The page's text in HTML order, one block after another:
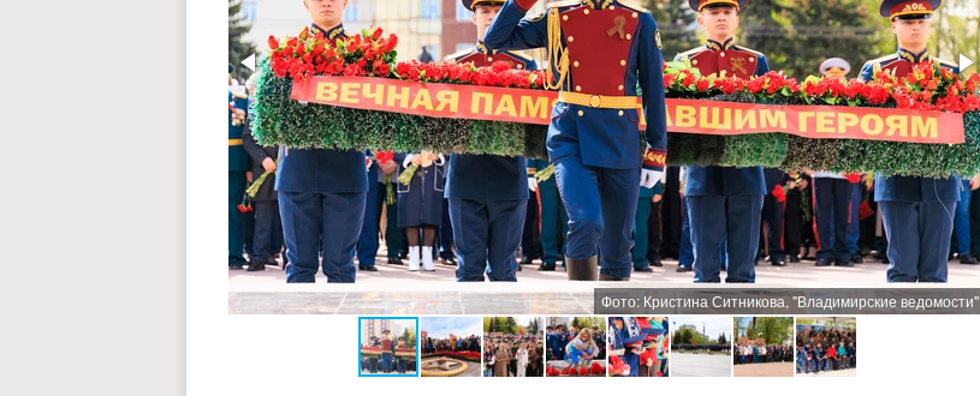
Фото: Кристина Ситникова, "Владимирские ведомости"